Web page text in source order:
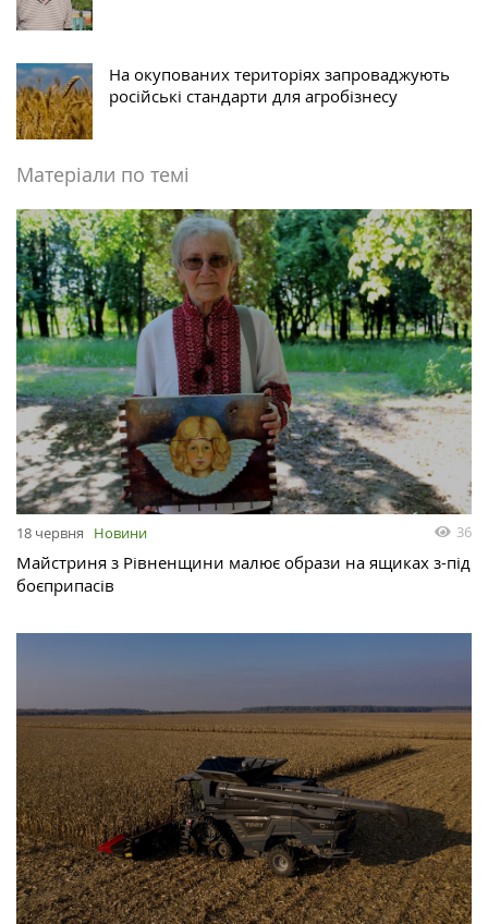
На окупованих територіях запроваджують
російські стандарти для агробізнесу
Матеріали по темі
18 червня Новини 36
Майстриня з Рівненщини малює образи на ящиках з-під
боєприпасів